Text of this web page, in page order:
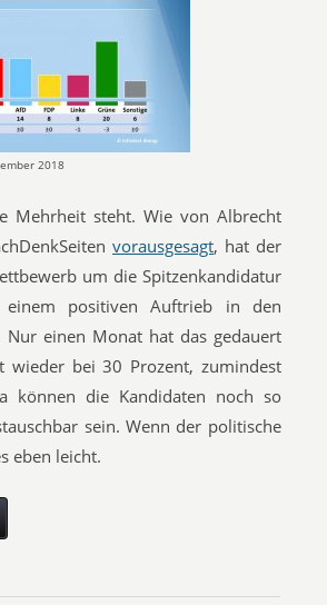
2018
Mehrheit steht. Wie von Albrecht
vorausgesagt, hat der
um die Spitzenkandidatur
positiven Auftrieb in den
Nur einen Monat hat das gedauert
wieder bei 30 Prozent, zumindest
können die Kandidaten noch so
sein. Wenn der politische
eben leicht.